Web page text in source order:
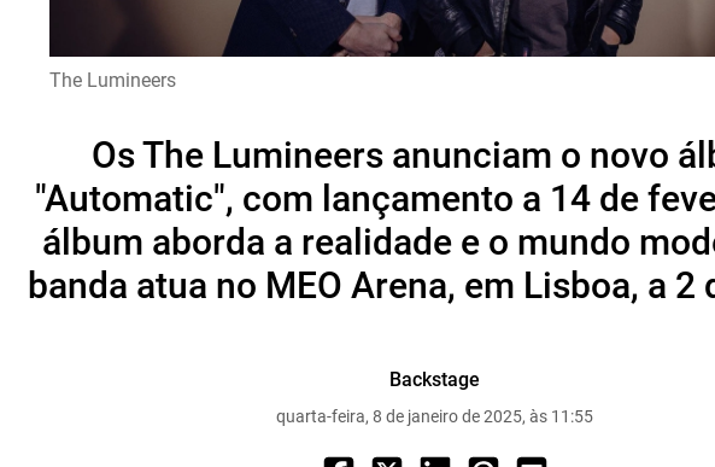
The Lumineers
Os The Lumineers anunciam o novo
"Automatic", com lançamento a 14 de
álbum aborda a realidade e o mundo
banda atua no MEO Arena, em Lisboa, a 2
Backstage
quarta-feira, 8 de janeiro de 2025, às 11:55